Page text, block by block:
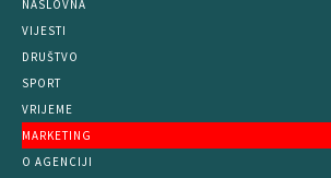
NASLOVNA
VIJESTI
DRUŠTVO
SPORT
VRIJEME
MARKETING
O AGENCIJI